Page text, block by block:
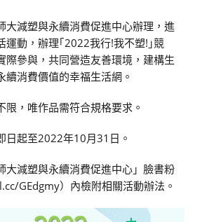
大減塑與永續消費促進中心辦理，進
運動，辦理｢2022我行!我不塑!｣競
際參與，共同營造友善環境，建構生
續消費價值的幸福生活網。
限，唯作品需符合規格要求。
日起至2022年10月31日。
大減塑與永續消費促進中心」臉書粉
GEdgmy）內檢附相關活動辦法。